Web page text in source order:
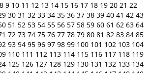
8 9 10 11 12 13 14 15 16 17 18 19 20 21 22
30 31 32 33 34 35 36 37 38 39 40 41 42 43
51 52 53 54 55 56 57 58 59 60 61 62 63 64
72 73 74 75 76 77 78 79 80 81 82 83 84 85
93 94 95 96 97 98 99 100 101 102 103 104
110 111 112 113 114 115 116 117 118 119
125 126 127 128 129 130 131 132 133 134